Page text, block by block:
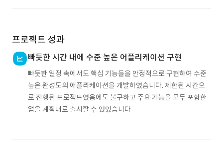
프로젝트 성과
빠듯한 시간 내에 수준 높은 어플리케이션 구현
빠듯한 일정 속에서도 핵심 기능들을 안정적으로 구현하여 수준
높은 완성도의 애플리케이션을 개발하였습니다. 제한된 시간으
로 진행된 프로젝트였음에도 불구하고 주요 기능을 모두 포함한
앱을 계획대로 출시할 수 있었습니다